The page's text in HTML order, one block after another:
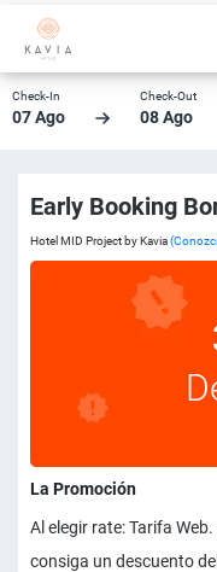
Check-In
07 Ago
Check-Out
08 Ago
Early Booking
Hotel MID Project by Kavia
La Promoción
Al elegir rate: Tarifa
consiga un descuento